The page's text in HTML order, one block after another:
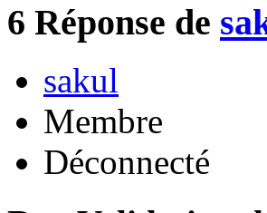
6 Réponse de
sakul
Membre
Déconnecté